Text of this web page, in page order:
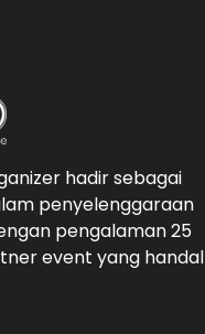
hadir sebagai
penyelenggaraan
pengalaman 25
event yang handal